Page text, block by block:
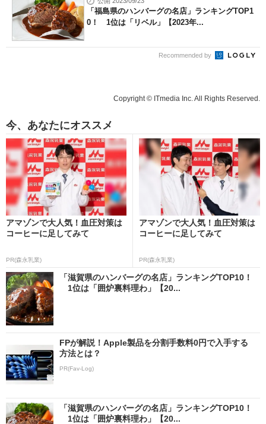
「福島県のハンバーグの名店」ランキングTOP1
0！ 1位は「リベル」【2023年...
Recommended by
Copyright © ITmedia Inc. All Rights Reserved.
今、あなたにオススメ
アマゾンで大人気！血圧対策は
コーヒーに足してみて
PR(森永乳業)
アマゾンで大人気！血圧対策は
コーヒーに足してみて
PR(森永乳業)
「滋賀県のハンバーグの名店」ランキングTOP10！
1位は「囲炉裏料理わ」【20...
FPが解説！Apple製品を分割手数料0円で入手する
方法とは？
PR(Fav-Log)
「滋賀県のハンバーグの名店」ランキングTOP10！
1位は「囲炉裏料理わ」【20...